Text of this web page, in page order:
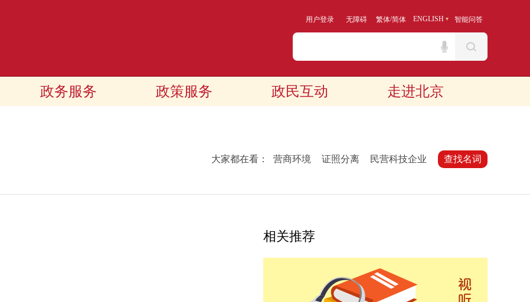
用户登录 无障碍 繁体/简体 ENGLISH 智能问答
政务服务 政策服务 政民互动 走进北京
大家都在看： 营商环境 证照分离 民营科技企业 查找名词
相关推荐